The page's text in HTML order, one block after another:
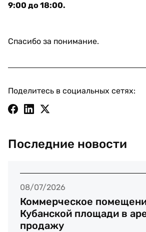
9:00 до 18:00.
Спасибо за понимание.
Поделитесь в социальных сетях:
Последние новости
08/07/2026
Коммерческое
Кубанской площади в
продажу